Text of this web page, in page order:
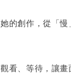
加入
她的創作，從「慢
觀看、等待，讓畫